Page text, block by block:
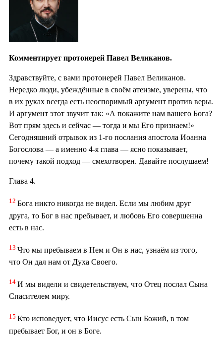
Комментирует протоиерей Павел Великанов.
Здравствуйте, с вами протоиерей Павел Великанов.
Нередко люди, убеждённые в своём атеизме, уверены, что
в их руках всегда есть неоспоримый аргумент против веры.
И аргумент этот звучит так: «А покажите нам вашего Бога?
Вот прям здесь и сейчас — тогда и мы Его признаем!»
Сегодняшний отрывок из 1-го послания апостола Иоанна
Богослова — а именно 4-я глава — ясно показывает,
почему такой подход — смехотворен. Давайте послушаем!
Глава 4.
12 Бога никто никогда не видел. Если мы любим друг
друга, то Бог в нас пребывает, и любовь Его совершенна
есть в нас.
13 Что мы пребываем в Нем и Он в нас, узнаём из того,
что Он дал нам от Духа Своего.
14 И мы видели и свидетельствуем, что Отец послал Сына
Спасителем миру.
15 Кто исповедует, что Иисус есть Сын Божий, в том
пребывает Бог, и он в Боге.